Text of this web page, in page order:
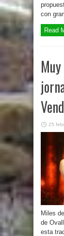
con
Read
25
Miles
de
esta